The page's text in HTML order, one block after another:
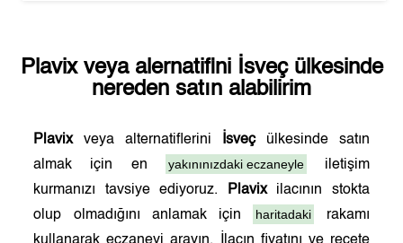
Plavixveya alernatifini İsveçülkesinde
nereden satın alabilirim
Plavixveya alternatiflerini İsveçülkesinde satın
almak için en
yakınınızdaki eczaneyle
iletişim
kurmanızı tavsiye ediyoruz.
Plavixilacının stokta
olup olmadığını anlamak için
haritadaki
rakamı